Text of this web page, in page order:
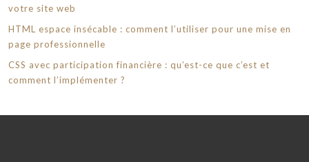
votre site web
HTML espace insécable : comment l’utiliser pour une mise en
page professionnelle
CSS avec participation financière : qu’est-ce que c’est et
comment l’implémenter ?